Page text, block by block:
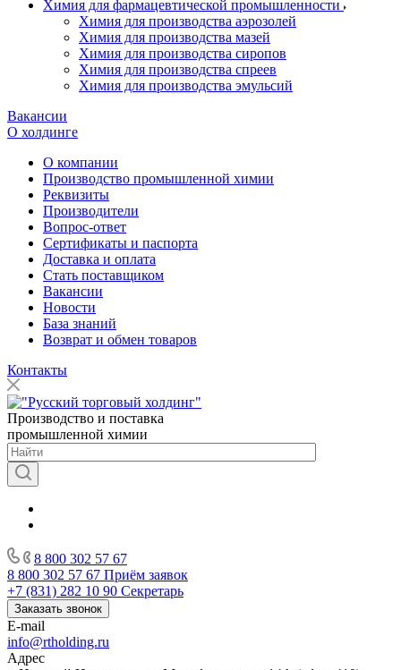
Химия для фармацевтической промышленности
Химия для производства аэрозолей
Химия для производства мазей
Химия для производства сиропов
Химия для производства спреев
Химия для производства эмульсий
Вакансии
О холдинге
О компании
Производство промышленной химии
Реквизиты
Производители
Вопрос-ответ
Сертификаты и паспорта
Доставка и оплата
Стать поставщиком
Вакансии
Новости
База знаний
Возврат и обмен товаров
Контакты
Производство и поставка
промышленной химии
8 800 302 57 67
8 800 302 57 67 Приём заявок
+7 (831) 282 10 90 Секретарь
Заказать звонок
E-mail
info@rtholding.ru
Адрес